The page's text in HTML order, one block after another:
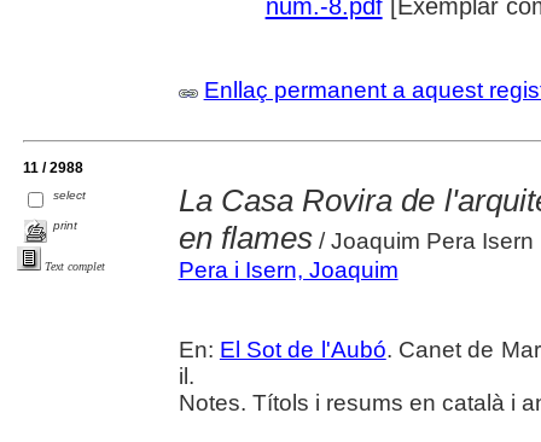
num.-8.pdf[Exemplar
Enllaç permanent a aquest
11 / 2988
select
print
Text complet
La Casa Rovira de
en flames/ Joaquim Pera Isern
Pera i Isern, Joaquim
En: El Sot de l'Aubó. Canet de
il.
Notes. Títols i resums en català i